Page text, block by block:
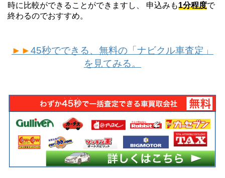
時に比較ができることができますし、 申込みも1分程度で
終わるのでおすすめ。
►►45秒でできる、無料の「ナビクル車査定」
を見てみる。